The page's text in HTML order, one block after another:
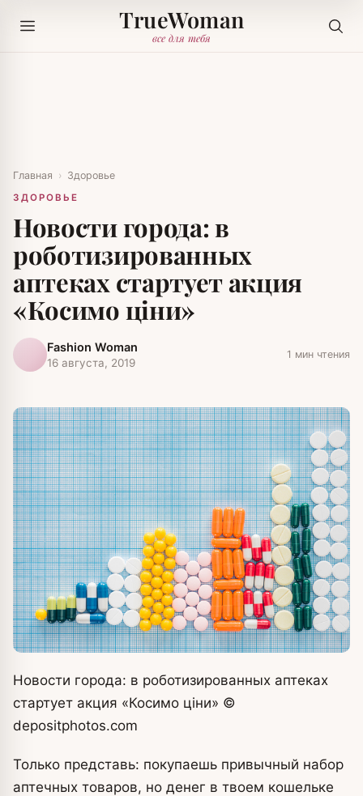
TrueWoman
все для тебя
Главная › Здоровье
ЗДОРОВЬЕ
Новости города: в
роботизированных
аптеках стартует акция
«Косимо ціни»
Fashion Woman
16 августа, 2019
1 мин чтения
Новости города: в роботизированных аптеках
стартует акция «Косимо ціни» ©
depositphotos.com
Только представь: покупаешь привычный набор
аптечных товаров, но денег в твоем кошельке